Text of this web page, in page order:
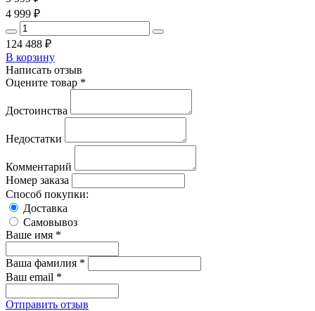
4 999 ₽
124 488 ₽
В корзину
Написать отзыв
Оцените товар *
Достоинства
Недостатки
Комментарий
Номер заказа
Способ покупки:
Доставка
Самовывоз
Ваше имя *
Ваша фамилия *
Ваш email *
Отправить отзыв